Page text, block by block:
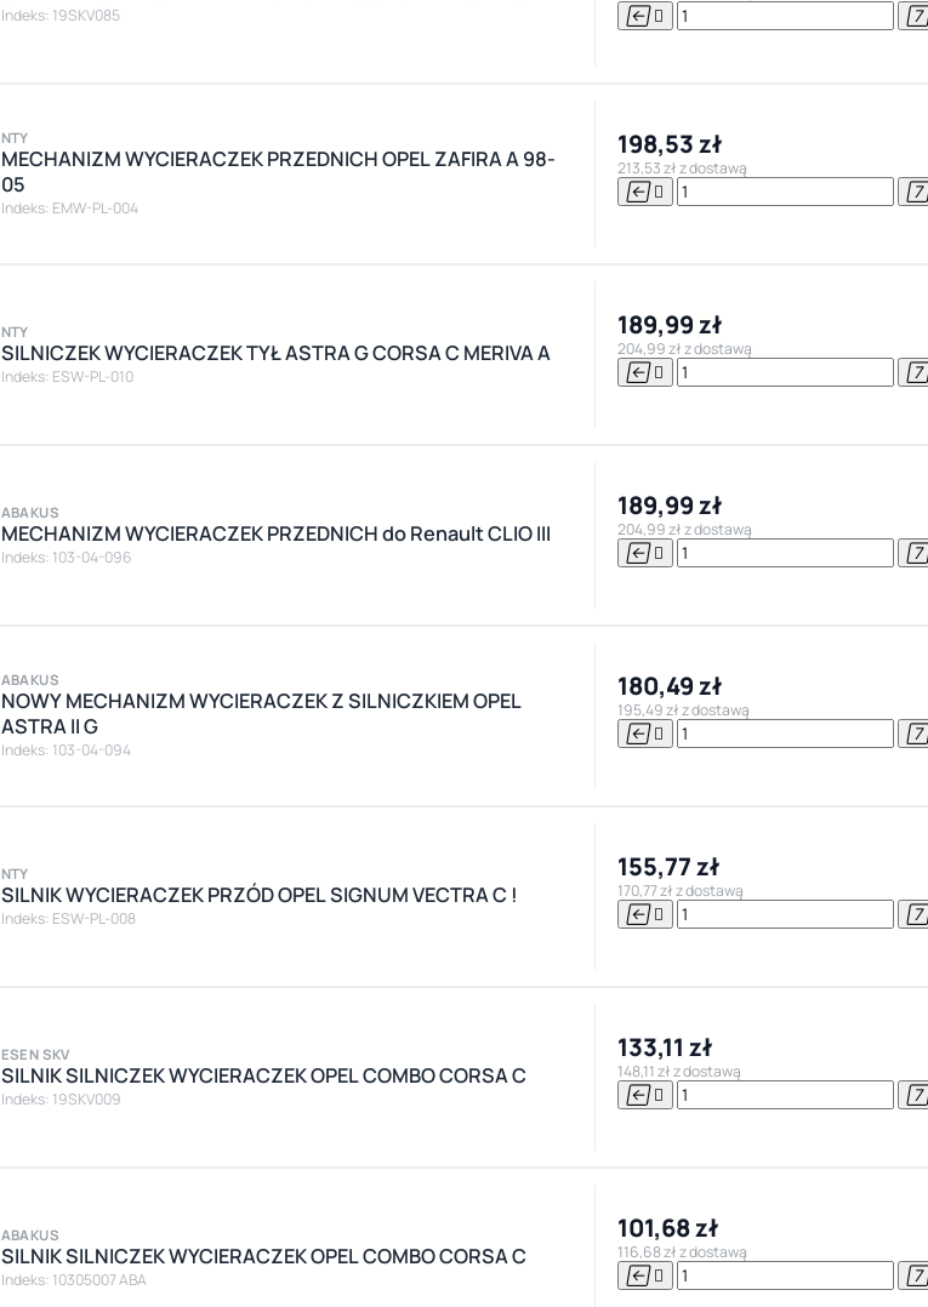
Indeks: 19SKV085  
NTY
MECHANIZM WYCIERACZEK PRZEDNICH OPEL ZAFIRA A 98-
05
Indeks: EMW-PL-004
198,53 zł
213,53 zł z dostawą
 
NTY
SILNICZEK WYCIERACZEK TYŁ ASTRA G CORSA C MERIVA A
Indeks: ESW-PL-010
189,99 zł
204,99 zł z dostawą
 
ABAKUS
MECHANIZM WYCIERACZEK PRZEDNICH do Renault CLIO III
Indeks: 103-04-096
189,99 zł
204,99 zł z dostawą
 
ABAKUS
NOWY MECHANIZM WYCIERACZEK Z SILNICZKIEM OPEL
ASTRA II G
Indeks: 103-04-094
180,49 zł
195,49 zł z dostawą
 
NTY
SILNIK WYCIERACZEK PRZÓD OPEL SIGNUM VECTRA C !
Indeks: ESW-PL-008
155,77 zł
170,77 zł z dostawą
 
ESEN SKV
SILNIK SILNICZEK WYCIERACZEK OPEL COMBO CORSA C
Indeks: 19SKV009
133,11 zł
148,11 zł z dostawą
 
ABAKUS
SILNIK SILNICZEK WYCIERACZEK OPEL COMBO CORSA C
Indeks: 10305007 ABA
101,68 zł
116,68 zł z dostawą
 